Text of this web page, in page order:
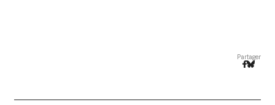
Partager